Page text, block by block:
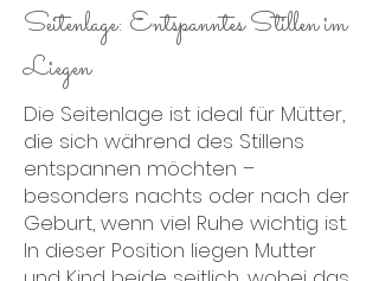
Seitenlage: Entspanntes Stillen im
Liegen
Die Seitenlage ist ideal für Mütter,
die sich während des Stillens
entspannen möchten –
besonders nachts oder nach der
Geburt, wenn viel Ruhe wichtig ist.
In dieser Position liegen Mutter